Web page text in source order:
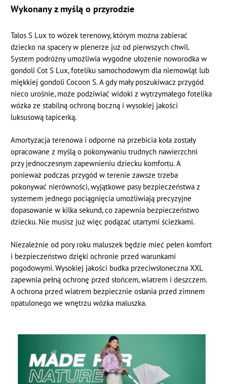
Wykonany z myślą o przyrodzie
Talos S Lux to wózek terenowy, którym można zabierać
dziecko na spacery w plenerze już od pierwszych chwil.
System podróżny umożliwia wygodne ułożenie noworodka w
gondoli Cot S Lux, foteliku samochodowym dla niemowląt lub
miękkiej gondoli Cocoon S. A gdy mały poszukiwacz przygód
nieco urośnie, może podziwiać widoki z wytrzymałego fotelika
wózka ze stabilną ochroną boczną i wysokiej jakości
luksusową tapicerką.
Amortyzacja terenowa i odporne na przebicia koła zostały
opracowane z myślą o pokonywaniu trudnych nawierzchni
przy jednoczesnym zapewnieniu dziecku komfortu. A
ponieważ podczas przygód w terenie zawsze trzeba
pokonywać nierówności, wyjątkowe pasy bezpieczeństwa z
systemem jednego pociągnięcia umożliwiają precyzyjne
dopasowanie w kilka sekund, co zapewnia bezpieczeństwo
dziecku. Nie musisz już więc podążać utartymi ścieżkami.
Niezależnie od pory roku maluszek będzie mieć pełen komfort
i bezpieczeństwo dzięki ochronie przed warunkami
pogodowymi. Wysokiej jakości budka przeciwsłoneczna XXL
zapewnia pełną ochronę przed słońcem, wiatrem i deszczem.
A ochrona przed wiatrem bezpiecznie osłania przed zimnem
opatulonego we wnętrzu wózka maluszka.